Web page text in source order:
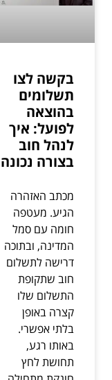
בקשה לצו
תשלומים
בהוצאה
לפועל: איך
לנהל חוב
בצורה נכונה
מכתב האזהרה
הגיע. מעטפה
חומה עם סמל
המדינה, ובתוכה
דרישה לתשלום
חוב שתקופת
התשלום שלו
קצרה באופן
בלתי אפשרי.
באותו רגע,
תחושת לחץ